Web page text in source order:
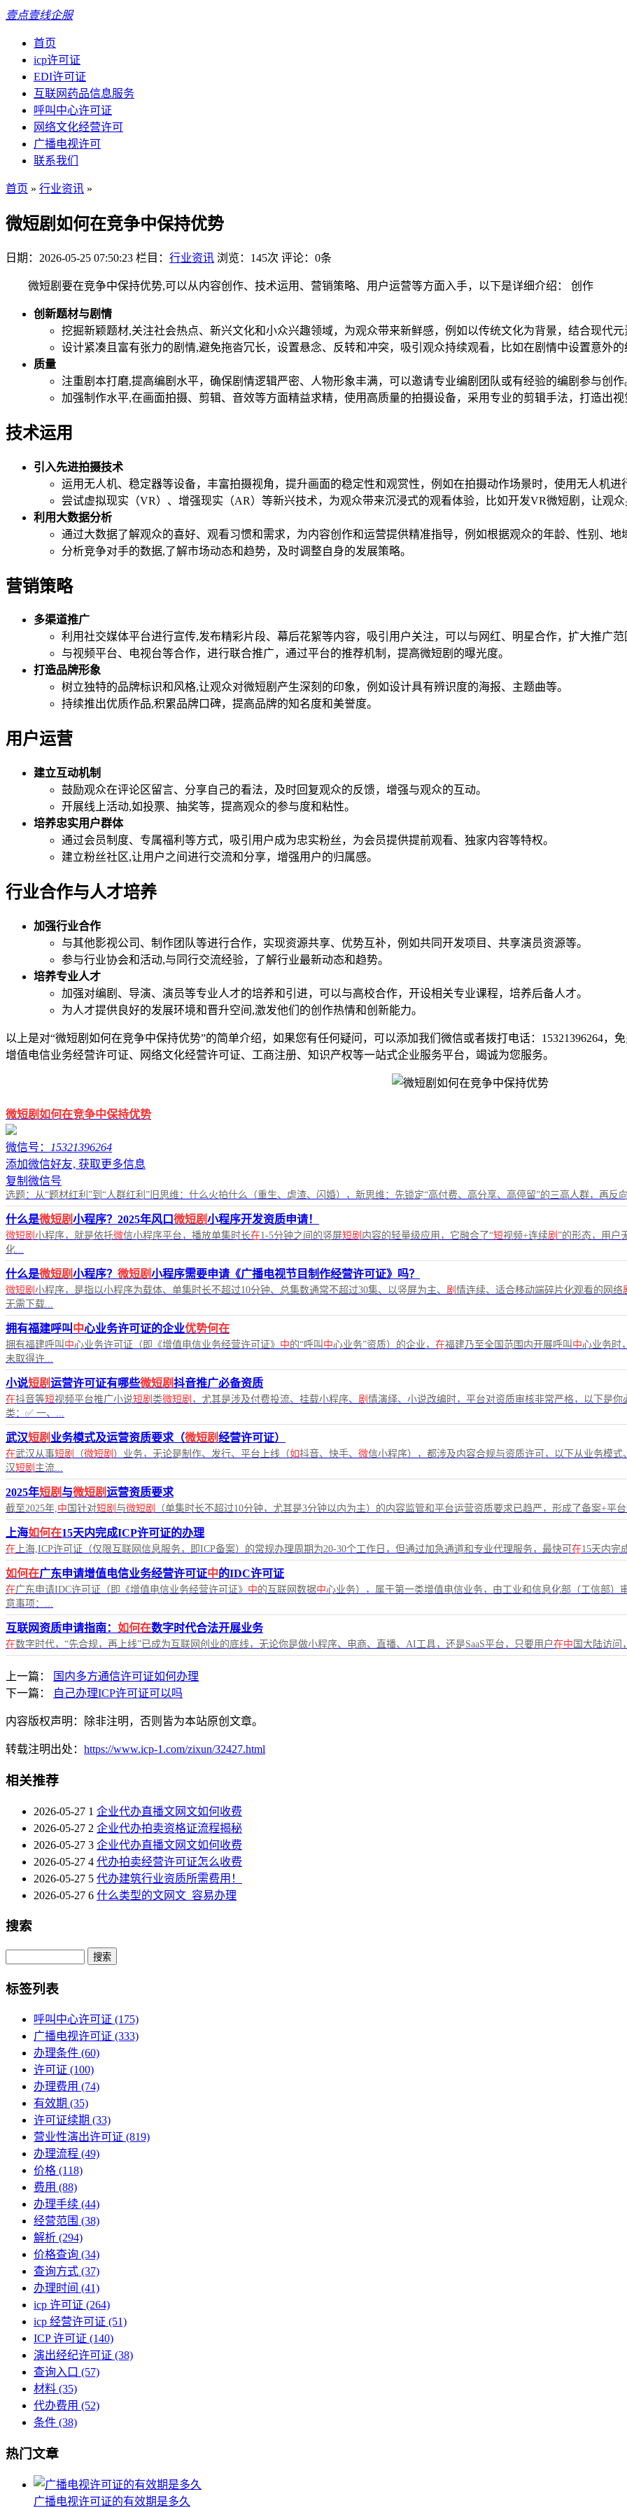
壹点壹线企服
首页
icp许可证
EDI许可证
互联网药品信息服务
呼叫中心许可证
网络文化经营许可
广播电视许可
联系我们
首页 » 行业资讯 »
微短剧如何在竞争中保持优势
日期：2026-05-25 07:50:23 栏目： 行业资讯 浏览：145次 评论：0条
微短剧要在竞争中保持优势,可以从内容创作、技术运用、营销策略、用户运营等方面入手，以下是详细介绍： 创作
创新题材与剧情
挖掘新颖题材,关注社会热点、新兴文化和小众兴趣领域，为观众带来新鲜感，例如以传统文化为背景，结合现代
设计紧凑且富有张力的剧情,避免拖沓冗长，设置悬念、反转和冲突，吸引观众持续观看，比如在剧情中设置意外
质量
注重剧本打磨,提高编剧水平，确保剧情逻辑严密、人物形象丰满，可以邀请专业编剧团队或有经验的编剧参与创作
加强制作水平,在画面拍摄、剪辑、音效等方面精益求精，使用高质量的拍摄设备，采用专业的剪辑手法，打造出
技术运用
引入先进拍摄技术
运用无人机、稳定器等设备，丰富拍摄视角，提升画面的稳定性和观赏性，例如在拍摄动作场景时，使用无人机进
尝试虚拟现实（VR）、增强现实（AR）等新兴技术，为观众带来沉浸式的观看体验，比如开发VR微短剧，让观
利用大数据分析
通过大数据了解观众的喜好、观看习惯和需求，为内容创作和运营提供精准指导，例如根据观众的年龄、性别、
分析竞争对手的数据,了解市场动态和趋势，及时调整自身的发展策略。
营销策略
多渠道推广
利用社交媒体平台进行宣传,发布精彩片段、幕后花絮等内容，吸引用户关注，可以与网红、明星合作，扩大推广范
与视频平台、电视台等合作，进行联合推广，通过平台的推荐机制，提高微短剧的曝光度。
打造品牌形象
树立独特的品牌标识和风格,让观众对微短剧产生深刻的印象，例如设计具有辨识度的海报、主题曲等。
持续推出优质作品,积累品牌口碑，提高品牌的知名度和美誉度。
用户运营
建立互动机制
鼓励观众在评论区留言、分享自己的看法，及时回复观众的反馈，增强与观众的互动。
开展线上活动,如投票、抽奖等，提高观众的参与度和粘性。
培养忠实用户群体
通过会员制度、专属福利等方式，吸引用户成为忠实粉丝，为会员提供提前观看、独家内容等特权。
建立粉丝社区,让用户之间进行交流和分享，增强用户的归属感。
行业合作与人才培养
加强行业合作
与其他影视公司、制作团队等进行合作，实现资源共享、优势互补，例如共同开发项目、共享演员资源等。
参与行业协会和活动,与同行交流经验，了解行业最新动态和趋势。
培养专业人才
加强对编剧、导演、演员等专业人才的培养和引进，可以与高校合作，开设相关专业课程，培养后备人才。
为人才提供良好的发展环境和晋升空间,激发他们的创作热情和创新能力。
以上是对“微短剧如何在竞争中保持优势”的简单介绍，如果您有任何疑问，可以添加我们微信或者拨打电话：15321396264，
增值电信业务经营许可证、网络文化经营许可证、工商注册、知识产权等一站式企业服务平台，竭诚为您服务。
微短剧如何在竞争中保持优势
微信号：
15321396264
添加微信好友, 获取更多信息
复制微信号
选题：从“题材红利”到“人群红利”旧思维：什么火拍什么（重生、虐渣、闪婚），新思维：先锁定“高付费、高分享、高停留”的三高人群，再
什么是微短剧小程序？2025年风口微短剧小程序开发资质申请！
微短剧 小程序，就是依托微信小程序平台，播放单集时长在1-5分钟之间的竖屏短剧 内容的轻量级应用，它融合了“短视频+连续剧 ”的形态，用户
化...
什么是微短剧小程序？ 微短剧小程序需要申请《广播电视节目制作经营许可证》吗？
微短剧 小程序，是指以小程序为载体、单集时长不超过10分钟、总集数通常不超过30集、以竖屏为主、 剧 情连续、适合移动端碎片化观看的网络
无需下载...
拥有福建呼叫 中心业务许可证的企业优势何在
拥有福建呼叫 中心业务许可证（即《增值电信业务经营许可证》 中的“呼叫 中心业务”资质）的企业， 在福建乃至全国范围内开展呼叫 中心业务时
未取得许...
小说短剧运营许可证有哪些微短剧抖音推广必备资质
在抖音等短视频平台推广小说短剧 类微短剧 ，尤其是涉及付费投流、挂载小程序、 剧 情演绎、小说改编时，平台对资质审核非常严格，以下是
类：✅ 一、...
武汉短剧 业务模式及运营资质要求（微短剧经营许可证）
在武汉从事短剧 （微短剧 ）业务，无论是制作、发行、平台上线（如抖音、快手、 微信小程序），都涉及内容合规与资质许可，以下从业务模
汉短剧 主流...
2025年短剧 与微短剧运营资质要求
截至2025年,中 国针对短剧 与微短剧 （单集时长不超过10分钟，尤其是3分钟以内为主）的内容监管和平台运营资质要求已趋严，形成了备案+平
上海如何在15天内完成ICP许可证的办理
在 上海,ICP许可证（仅限互联网信息服务，即ICP备案）的常规办理周期为20-30个工作日，但通过加急通道和专业代理服务，最快可 在15天内完
如何在广东申请增值电信业务经营许可证中的IDC许可证
在广东申请IDC许可证（即《增值电信业务经营许可证》 中的互联网数据中心业务），属于第一类增值电信业务，由工业和信息化部（工信部
意事项：...
互联网资质申请指南： 如何在数字时代合法开展业务
在数字时代，“先合规，再上线”已成为互联网创业的底线，无论你是做小程序、电商、直播、AI工具，还是SaaS平台，只要用户在中 国大陆访问
上一篇：
国内多方通信许可证如何办理
下一篇：
自己办理ICP许可证可以吗
内容版权声明：除非注明，否则皆为本站原创文章。
转载注明出处： https://www.icp-1.com/zixun/32427.html
相关推荐
2026-05-27 1 企业代办直播文网文如何收费
2026-05-27 2 企业代办拍卖资格证流程揭秘
2026-05-27 3 企业代办直播文网文如何收费
2026-05-27 4 代办拍卖经营许可证怎么收费
2026-05-27 5 代办建筑行业资质所需费用！
2026-05-27 6 什么类型的文网文_容易办理
搜索
Search
标签列表
呼叫中心许可证 (175)
广播电视许可证 (333)
办理条件 (60)
许可证 (100)
办理费用 (74)
有效期 (35)
许可证续期 (33)
营业性演出许可证 (819)
办理流程 (49)
价格 (118)
费用 (88)
办理手续 (44)
经营范围 (38)
解析 (294)
价格查询 (34)
查询方式 (37)
办理时间 (41)
icp 许可证 (264)
icp 经营许可证 (51)
ICP 许可证 (140)
演出经纪许可证 (38)
查询入口 (57)
材料 (35)
代办费用 (52)
条件 (38)
热门文章
广播电视许可证的有效期是多久